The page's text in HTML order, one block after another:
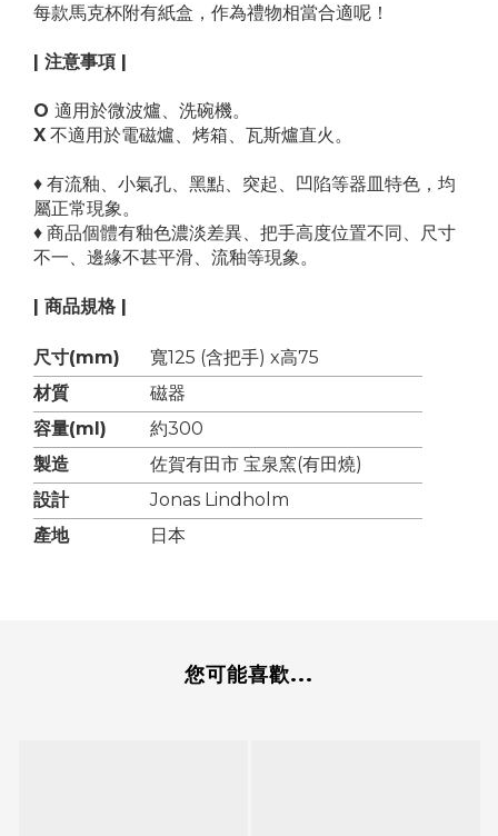
每款馬克杯附有紙盒，作為禮物相當合適呢！
| 注意事項 |
O 適用於微波爐、洗碗機。
X 不適用於電磁爐、烤箱、瓦斯爐直火。
♦ 有流釉、小氣孔、黑點、突起、凹陷等器皿特色，均
屬正常現象。
♦ 商品個體有釉色濃淡差異、把手高度位置不同、尺寸
不一、邊緣不甚平滑、流釉等現象。
| 商品規格 |
尺寸(mm)
寬125 (含把手) x高75
材質
磁器
容量(ml)
約300
製造
佐賀有田市 宝泉窯(有田燒)
設計
Jonas Lindholm
產地
日本
您可能喜歡...